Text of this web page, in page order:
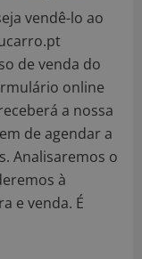
vendê-lo ao
de venda do
online
a nossa
de agendar a
Analisaremos o
à
e venda. É